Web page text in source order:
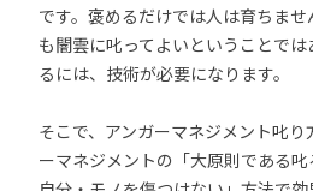
です。褒めるだけでは人は育ちま
も闇雲に叱ってよいということで
るには、技術が必要になります。
そこで、アンガーマネジメント叱
ーマネジメントの「大原則である叱